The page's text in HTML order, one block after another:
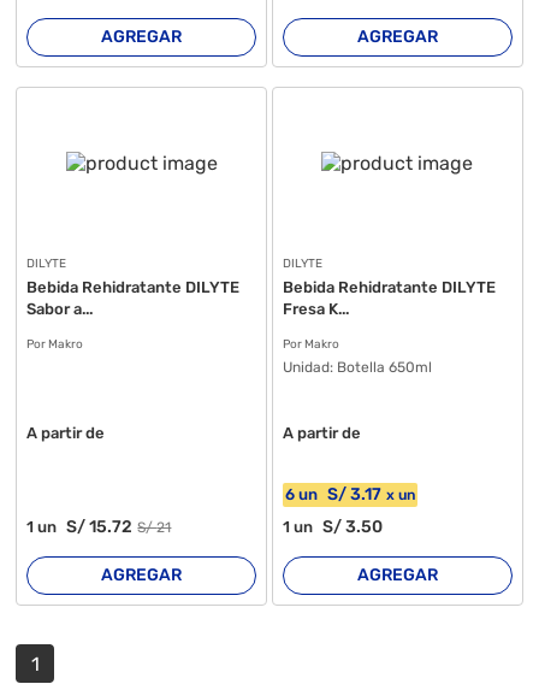
AGREGAR AGREGAR
DILYTE
Bebida Rehidratante DILYTE
Sabor a...
Por Makro
A partir de
1un S/15.72 S/21
AGREGAR
DILYTE
Bebida Rehidratante DILYTE
Fresa K...
Por Makro
Unidad: Botella 650ml
A partir de
6 un S/3.17 x un
1 un S/3.50
AGREGAR
1